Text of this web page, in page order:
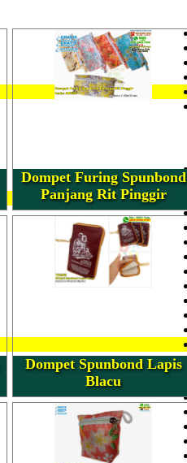
Dompet Furing Spunbond
Panjang Rit Pinggir
Dompet Spunbond Lapis
Blacu